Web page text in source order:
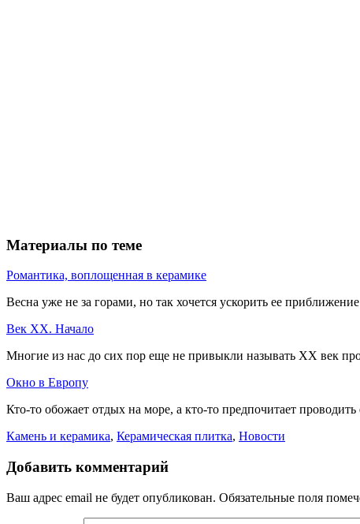
Материалы по теме
Романтика, воплощенная в керамике
Весна уже не за горами, но так хочется ускорить ее
Век ХХ. Начало
Многие из нас до сих пор еще не привыкли называть ХХ век
Окно в Европу
Кто-то обожает отдых на море, а кто-то предпочитает
Камень и керамика, Керамическая плитка, Новости
Добавить комментарий
Ваш адрес email не будет опубликован. Обязательные поля